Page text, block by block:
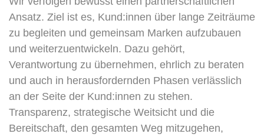
Ansatz. Ziel ist es, Kund:innen über lange Zeiträume
zu begleiten und gemeinsam Marken aufzubauen
und weiterzuentwickeln. Dazu gehört,
Verantwortung zu übernehmen, ehrlich zu beraten
und auch in herausfordernden Phasen verlässlich
an der Seite der Kund:innen zu stehen.
Transparenz, strategische Weitsicht und die
Bereitschaft, den gesamten Weg mitzugehen,